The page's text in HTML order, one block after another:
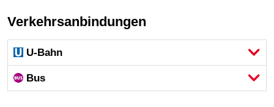
Verkehrsanbindungen
U-Bahn
Bus